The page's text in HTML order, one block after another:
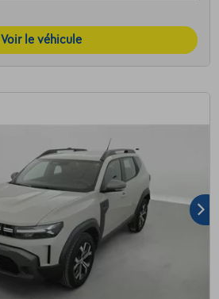
Voir le véhicule